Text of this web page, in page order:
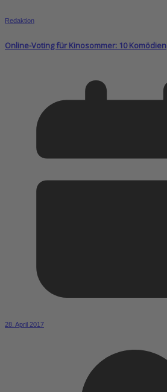
Redaktion
Online-Voting für Kinosommer: 10 Komödien
28. April 2017